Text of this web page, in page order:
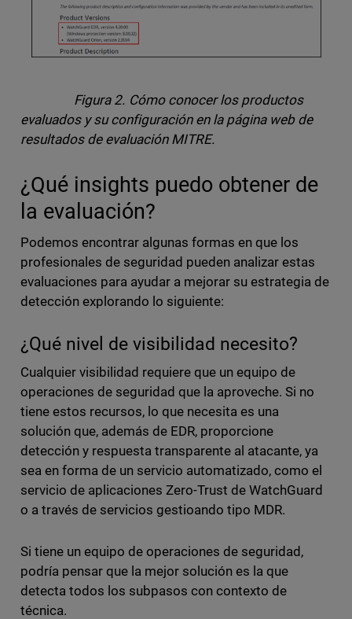
Figura 2. Cómo conocer los productos
evaluados y su configuración en la página web de
resultados de evaluación MITRE.
¿Qué insights puedo obtener de
la evaluación?
Podemos encontrar algunas formas en que los
profesionales de seguridad pueden analizar estas
evaluaciones para ayudar a mejorar su estrategia de
detección explorando lo siguiente:
¿Qué nivel de visibilidad necesito?
Cualquier visibilidad requiere que un equipo de
operaciones de seguridad que la aproveche. Si no
tiene estos recursos, lo que necesita es una
solución que, además de EDR, proporcione
detección y respuesta transparente al atacante, ya
sea en forma de un servicio automatizado, como el
servicio de aplicaciones Zero-Trust de WatchGuard
o a través de servicios gestioando tipo MDR.
Si tiene un equipo de operaciones de seguridad,
podría pensar que la mejor solución es la que
detecta todos los subpasos con contexto de
técnica.